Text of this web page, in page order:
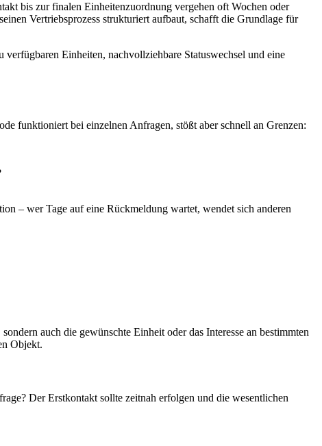
bis zur finalen Einheitenzuordnung vergehen oft Wochen oder
Vertriebsprozess strukturiert aufbaut, schafft die Grundlage für
Einheiten, nachvollziehbare Statuswechsel und eine
funktioniert bei einzelnen Anfragen, stößt aber schnell an Grenzen:
– wer Tage auf eine Rückmeldung wartet, wendet sich anderen
auch die gewünschte Einheit oder das Interesse an bestimmten
Objekt.
Der Erstkontakt sollte zeitnah erfolgen und die wesentlichen